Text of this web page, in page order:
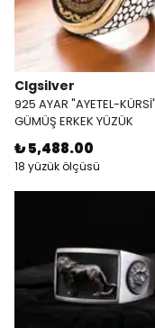
Clgsilver
925 AYAR "AYETEL-
GÜMÜŞ ERKEK YÜZÜK
₺ 5,488.00
18 yüzük ölçüsü